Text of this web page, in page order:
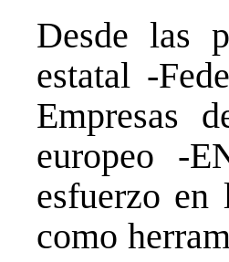
Desde las
estatal -
Empresas
europeo -
esfuerzo
como